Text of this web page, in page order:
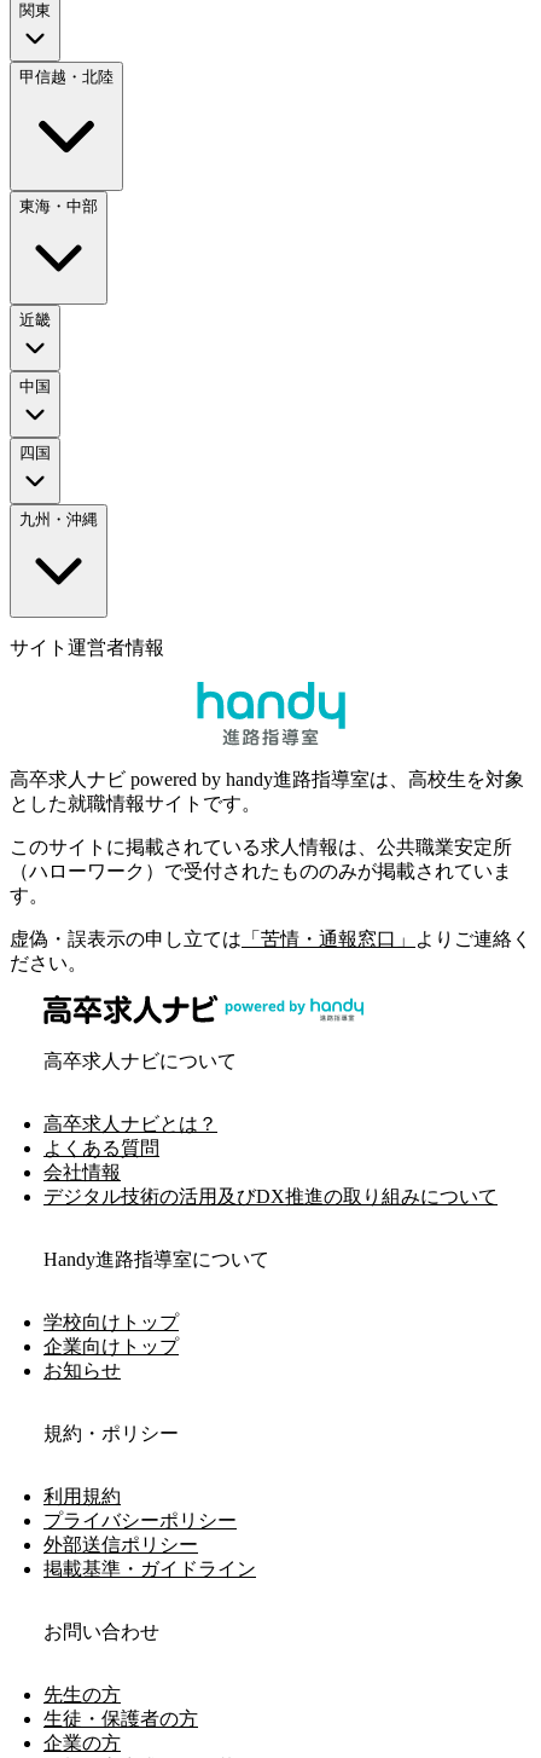
関東
甲信越・北陸
東海・中部
近畿
中国
四国
九州・沖縄
サイト運営者情報
高卒求人ナビ powered by handy進路指導室は、高校生を対象
とした就職情報サイトです。
このサイトに掲載されている求人情報は、公共職業安定所
（ハローワーク）で受付されたもののみが掲載されていま
す。
虚偽・誤表示の申し立ては 「苦情・通報窓口」
よりご連絡く
ださい。
高卒求人ナビについて
高卒求人ナビとは？
よくある質問
会社情報
デジタル技術の活用及びDX推進の取り組みについて
Handy進路指導室について
学校向けトップ
企業向けトップ
お知らせ
規約・ポリシー
利用規約
プライバシーポリシー
外部送信ポリシー
掲載基準・ガイドライン
お問い合わせ
先生の方
生徒・保護者の方
企業の方